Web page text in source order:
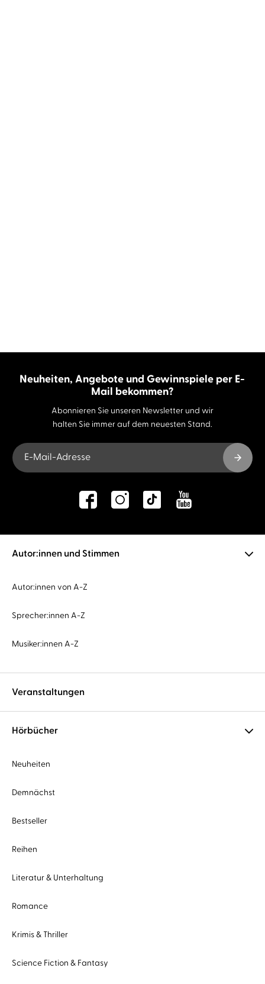
Neuheiten, Angebote und Gewinnspiele per E-
Mail bekommen?
Abonnieren Sie unseren Newsletter und wir
halten Sie immer auf dem neuesten Stand.
E-Mail-Adresse
Autor:innen und Stimmen
Autor:innen von A-Z
Sprecher:innen A-Z
Musiker:innen A-Z
Veranstaltungen
Hörbücher
Neuheiten
Demnächst
Bestseller
Reihen
Literatur & Unterhaltung
Romance
Krimis & Thriller
Science Fiction & Fantasy